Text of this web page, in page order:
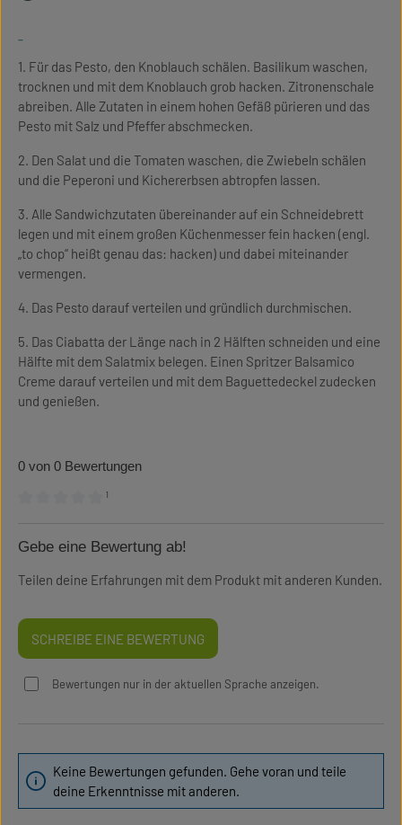
-
1. Für das Pesto, den Knoblauch schälen. Basilikum waschen,
trocknen und mit dem Knoblauch grob hacken. Zitronenschale
abreiben. Alle Zutaten in einem hohen Gefäß pürieren und das
Pesto mit Salz und Pfeffer abschmecken.
2. Den Salat und die Tomaten waschen, die Zwiebeln schälen
und die Peperoni und Kichererbsen abtropfen lassen.
3. Alle Sandwichzutaten übereinander auf ein Schneidebrett
legen und mit einem großen Küchenmesser fein hacken (engl.
„to chop“ heißt genau das: hacken) und dabei miteinander
vermengen.
4. Das Pesto darauf verteilen und gründlich durchmischen.
5. Das Ciabatta der Länge nach in 2 Hälften schneiden und eine
Hälfte mit dem Salatmix belegen. Einen Spritzer Balsamico
Creme darauf verteilen und mit dem Baguettedeckel zudecken
und genießen.
0 von 0 Bewertungen
¹
Gebe eine Bewertung ab!
Teilen deine Erfahrungen mit dem Produkt mit anderen Kunden.
SCHREIBE EINE BEWERTUNG
Bewertungen nur in der aktuellen Sprache anzeigen.
Keine Bewertungen gefunden. Gehe voran und teile
deine Erkenntnisse mit anderen.